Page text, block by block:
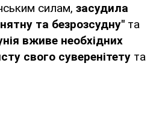
силам, засудила
та безрозсудну" та
вживе необхідних
свого суверенітету та